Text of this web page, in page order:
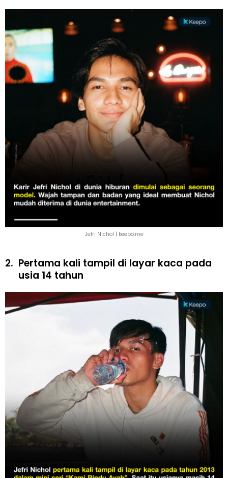
Jefri Nichol | keepo.me
2. Pertama kali tampil di layar kaca pada
usia 14 tahun